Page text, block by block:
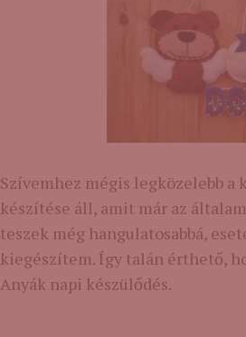
Szívemhez mégis legközelebb
készítése áll, amit már az
teszek még hangulatosabbá,
kiegészítem. Így talán érthető,
Anyák napi készülődés.